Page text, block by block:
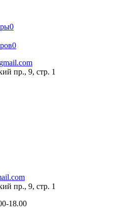
0
0
пр., 9, стр. 1
пр., 9, стр. 1
18.00